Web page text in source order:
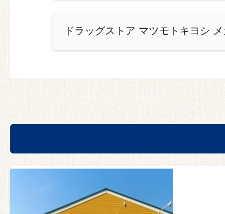
ドラッグストア マツモトキヨシ